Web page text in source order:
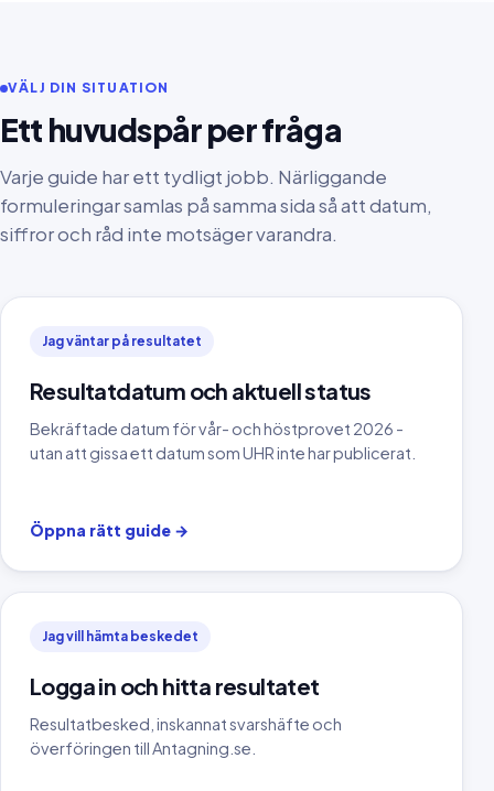
VÄLJ DIN SITUATION
Ett huvudspår per fråga
Varje guide har ett tydligt jobb. Närliggande
formuleringar samlas på samma sida så att datum,
siffror och råd inte motsäger varandra.
Jag väntar på resultatet
Resultatdatum och aktuell status
Bekräftade datum för vår- och höstprovet 2026 -
utan att gissa ett datum som UHR inte har publicerat.
Öppna rätt guide →
Jag vill hämta beskedet
Logga in och hitta resultatet
Resultatbesked, inskannat svarshäfte och
överföringen till Antagning.se.